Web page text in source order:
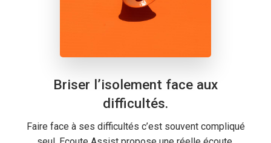
Briser l’isolement face aux
difficultés.
Faire face à ses difficultés c’est souvent compliqué